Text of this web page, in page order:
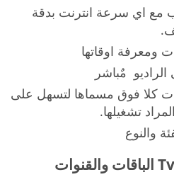
مع اي سرعة انترنت بدقة
ومعرفة اوقاتها
مٌباشر
كلا فوق مسماها لتسهل على
تشغيلها.
والنوع